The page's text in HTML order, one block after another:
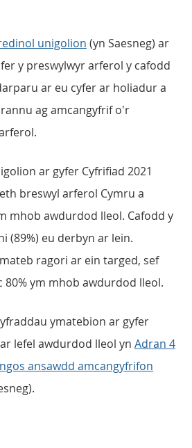
unigolion (yn Saesneg) ar
y preswylwyr arferol y cafodd
ar eu cyfer ar holiadur a
ag amcangyfrif o'r
ar gyfer Cyfrifiad 2021
breswyl arferol Cymru a
mhob awdurdod lleol. Cafodd y
(89%) eu derbyn ar lein.
ragori ar ein targed, sef
80% ym mhob awdurdod lleol.
ymatebion ar gyfer
lefel awdurdod lleol yn Adran 4
ansawdd amcangyfrifon